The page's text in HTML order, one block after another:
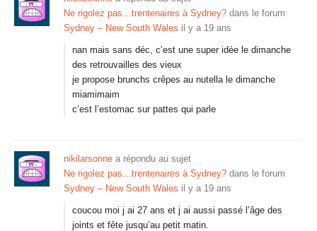
Ne rigolez pas…trentenaires à Sydney? dans le forum
Sydney – New South Wales il y a 19 ans
nan mais sans déc, c’est une super idée le dimanche
des retrouvailles des vieux
je propose brunchs crêpes au nutella le dimanche
miamimaim
c’est l’estomac sur pattes qui parle
nikilarsonne a répondu au sujet
Ne rigolez pas…trentenaires à Sydney? dans le forum
Sydney – New South Wales il y a 19 ans
coucou moi j ai 27 ans et j ai aussi passé l’âge des
joints et fête jusqu’au petit matin.